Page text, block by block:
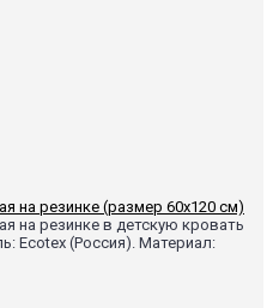
на резинке (размер 60х120 см)
на резинке в детскую кровать
Ecotex (Россия). Материал: